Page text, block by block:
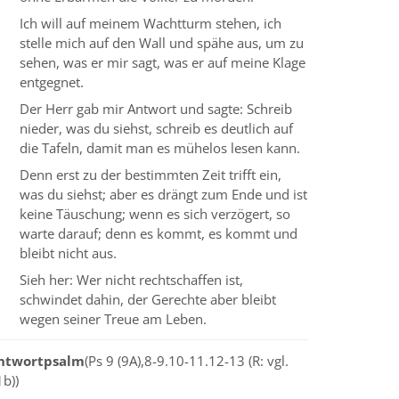
Ich will auf meinem Wachtturm stehen, ich
stelle mich auf den Wall und spähe aus, um zu
sehen, was er mir sagt, was er auf meine Klage
entgegnet.
Der Herr gab mir Antwort und sagte: Schreib
nieder, was du siehst, schreib es deutlich auf
die Tafeln, damit man es mühelos lesen kann.
Denn erst zu der bestimmten Zeit trifft ein,
was du siehst; aber es drängt zum Ende und ist
keine Täuschung; wenn es sich verzögert, so
warte darauf; denn es kommt, es kommt und
bleibt nicht aus.
Sieh her: Wer nicht rechtschaffen ist,
schwindet dahin, der Gerechte aber bleibt
wegen seiner Treue am Leben.
(Ps 9 (9A),8-9.10-11.12-13 (R: vgl.